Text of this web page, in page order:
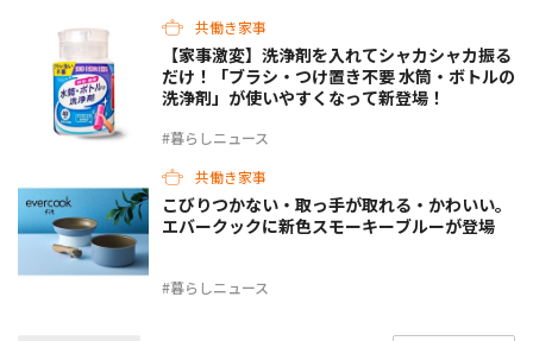
共働き家事
#暮らしニュース
【家事激変】洗浄剤を入れてシャカシャカ振る
だけ！「ブラシ・つけ置き不要 水筒・ボトルの
洗浄剤」が使いやすくなって新登場！
共働き家事
#暮らしニュース
こびりつかない・取っ手が取れる・かわいい。
エバークックに新色スモーキーブルーが登場